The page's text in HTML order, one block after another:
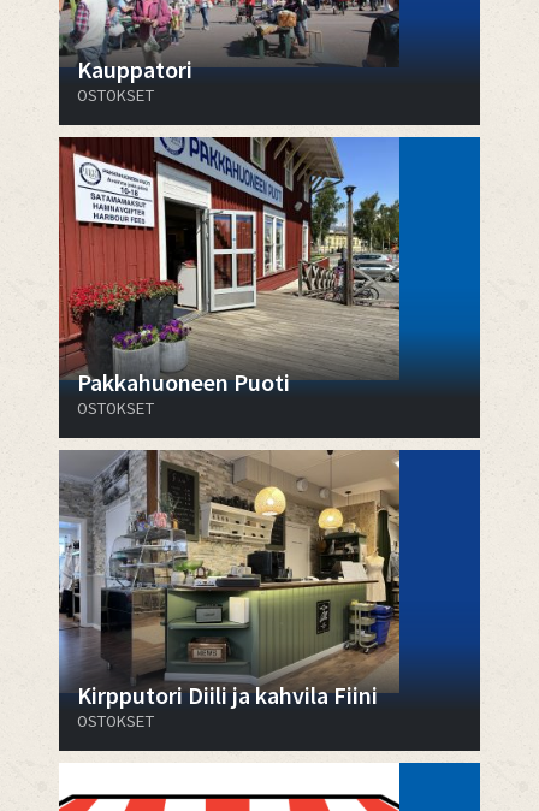
Kauppatori
OSTOKSET
Pakkahuoneen Puoti
OSTOKSET
Kirpputori Diili ja kahvila Fiini
OSTOKSET